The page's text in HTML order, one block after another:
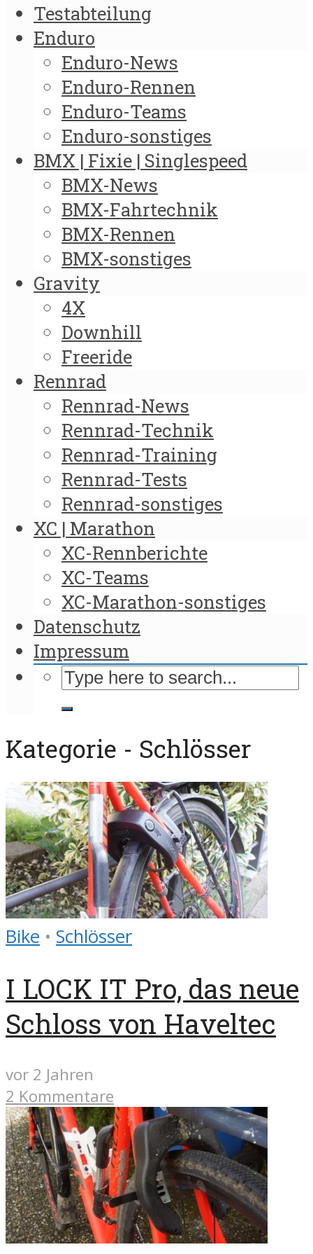
Testabteilung
Enduro
Enduro-News
Enduro-Rennen
Enduro-Teams
Enduro-sonstiges
BMX | Fixie | Singlespeed
BMX-News
BMX-Fahrtechnik
BMX-Rennen
BMX-sonstiges
Gravity
4X
Downhill
Freeride
Rennrad
Rennrad-News
Rennrad-Technik
Rennrad-Training
Rennrad-Tests
Rennrad-sonstiges
XC | Marathon
XC-Rennberichte
XC-Teams
XC-Marathon-sonstiges
Datenschutz
Impressum
Kategorie - Schlösser
Bike • Schlösser
I LOCK IT Pro, das neue
Schloss von Haveltec
vor 2 Jahren
2 Kommentare